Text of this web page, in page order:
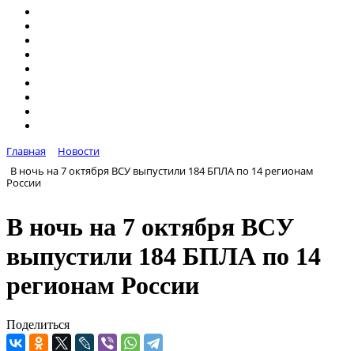
Главная
Новости
В ночь на 7 октября ВСУ выпустили 184 БПЛА по 14 регионам
России
В ночь на 7 октября ВСУ
выпустили 184 БПЛА по 14
регионам России
Поделиться